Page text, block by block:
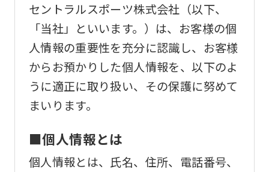
セントラルスポーツ株式会社（以下、
「当社」といいます。）は、お客様の個
人情報の重要性を充分に認識し、お客様
からお預かりした個人情報を、以下のよ
うに適正に取り扱い、その保護に努めて
まいります。
■個人情報とは
個人情報とは、氏名、住所、電話番号、